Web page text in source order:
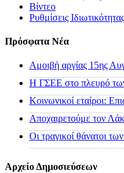
Βίντεο
Ρυθμίσεις Ιδιωτικότητας
Πρόσφατα Νέα
Αμοιβή αργίας 15ης
H ΓΣΕΕ στο πλευρό
Κοινωνικοί εταίροι:
Αποχαιρετούμε τον
Οι τραγικοί θάνατοι
Αρχείο Δημοσιεύσεων